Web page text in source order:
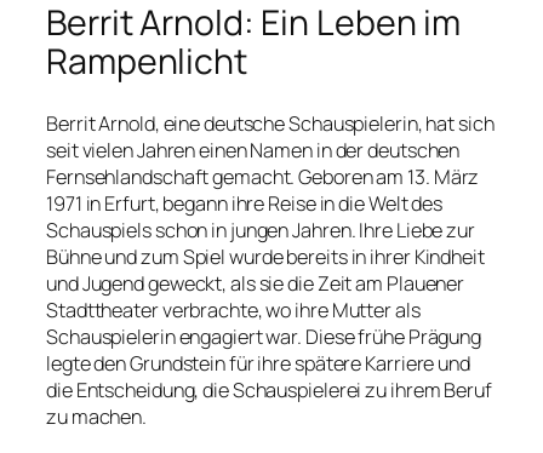
Berrit Arnold: Ein Leben im
Rampenlicht
Berrit Arnold, eine deutsche Schauspielerin, hat sich
seit vielen Jahren einen Namen in der deutschen
Fernsehlandschaft gemacht. Geboren am 13. März
1971 in Erfurt, begann ihre Reise in die Welt des
Schauspiels schon in jungen Jahren. Ihre Liebe zur
Bühne und zum Spiel wurde bereits in ihrer Kindheit
und Jugend geweckt, als sie die Zeit am Plauener
Stadttheater verbrachte, wo ihre Mutter als
Schauspielerin engagiert war. Diese frühe Prägung
legte den Grundstein für ihre spätere Karriere und
die Entscheidung, die Schauspielerei zu ihrem Beruf
zu machen.